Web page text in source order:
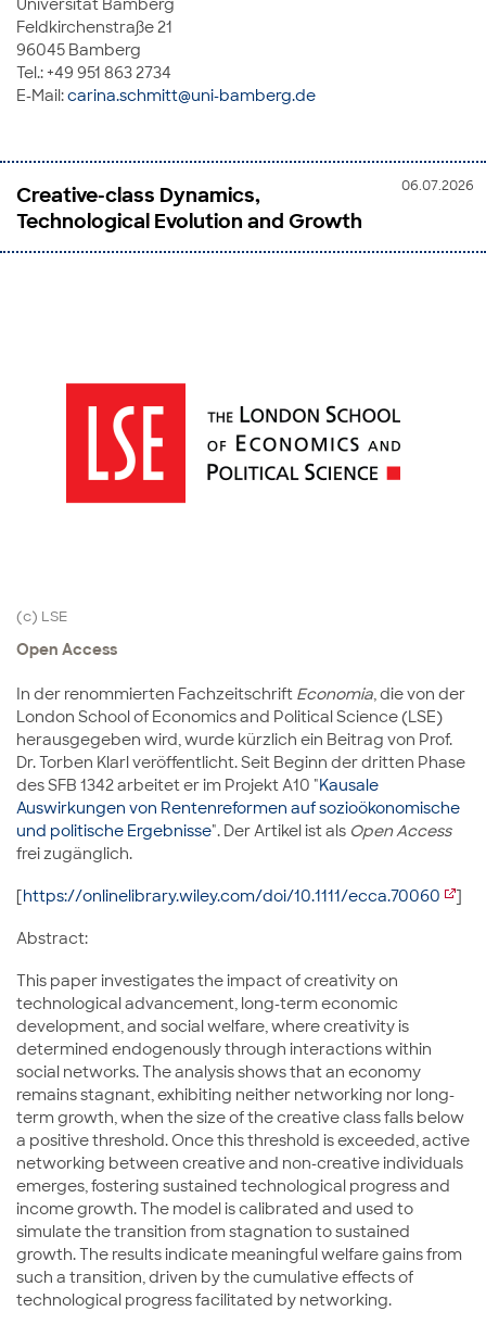
Feldkirchenstraße 21
96045 Bamberg
Tel.: +49 951 863 2734
E-Mail:carina.schmitt@uni-bamberg.de
06.07.2026
Creative-class Dynamics,
Technological Evolution and Growth
(c) LSE
Open Access
In der renommierten Fachzeitschrift Economia, die von der
London School of Economics and Political Science (LSE)
herausgegeben wird, wurde kürzlich ein Beitrag von Prof.
Dr. Torben Klarl veröffentlicht. Seit Beginn der dritten Phase
des SFB 1342 arbeitet er im Projekt A10 "Kausale
Auswirkungen von Rentenreformen auf sozioökonomische
und politische Ergebnisse". Der Artikel ist als Open Access
frei zugänglich.
[https://onlinelibrary.wiley.com/doi/10.1111/ecca.70060 ]
Abstract:
This paper investigates the impact of creativity on
technological advancement, long-term economic
development, and social welfare, where creativity is
determined endogenously through interactions within
social networks. The analysis shows that an economy
remains stagnant, exhibiting neither networking nor long-
term growth, when the size of the creative class falls below
a positive threshold. Once this threshold is exceeded, active
networking between creative and non-creative individuals
emerges, fostering sustained technological progress and
income growth. The model is calibrated and used to
simulate the transition from stagnation to sustained
growth. The results indicate meaningful welfare gains from
such a transition, driven by the cumulative effects of
technological progress facilitated by networking.